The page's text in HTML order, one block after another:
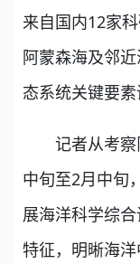
来自国内12家
阿蒙森海及邻
态系统关键要素
记者从考察
中旬至2月中旬
展海洋科学综
特征，明晰海